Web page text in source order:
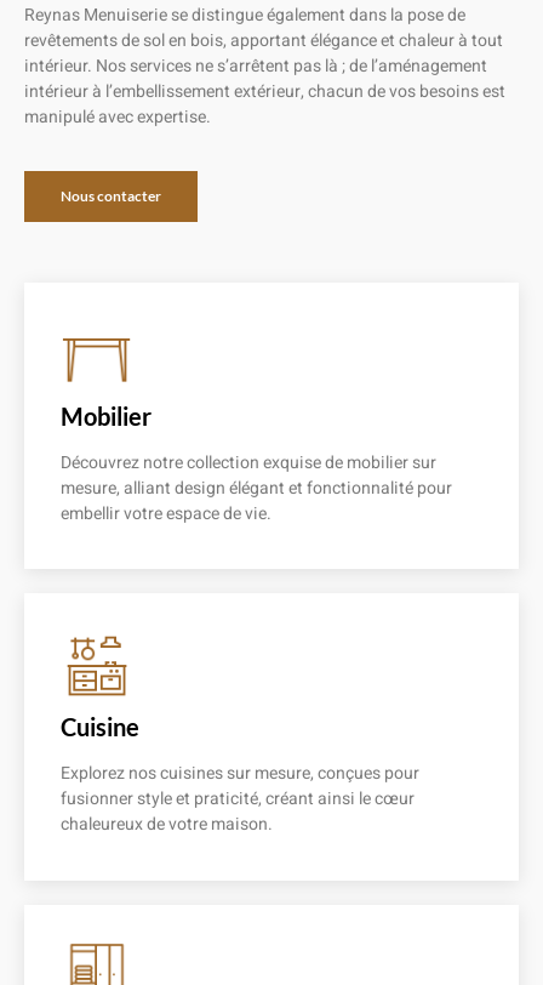
Reynas Menuiserie se distingue également dans la pose de
revêtements de sol en bois, apportant élégance et chaleur à tout
intérieur. Nos services ne s’arrêtent pas là ; de l’aménagement
intérieur à l’embellissement extérieur, chacun de vos besoins est
manipulé avec expertise.
Nous contacter
Mobilier
Découvrez notre collection exquise de mobilier sur
mesure, alliant design élégant et fonctionnalité pour
embellir votre espace de vie.
Cuisine
Explorez nos cuisines sur mesure, conçues pour
fusionner style et praticité, créant ainsi le cœur
chaleureux de votre maison.